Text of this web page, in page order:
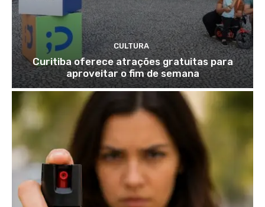
CULTURA
Curitiba oferece atrações gratuitas para
aproveitar o fim de semana